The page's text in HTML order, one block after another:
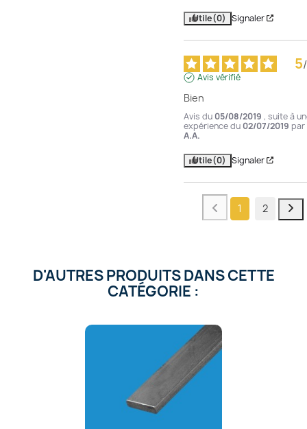
Utile(0) Signaler
5/
Avis vérifié
Bien
Avis du 05/08/2019 , suite à
expérience du 02/07/2019 par
A.A.
Utile(0) Signaler
1 2
D'AUTRES PRODUITS DANS CETTE
CATÉGORIE :